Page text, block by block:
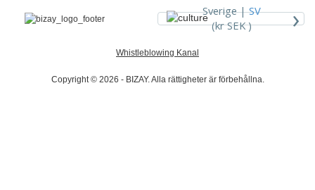
Sverige |SV
(kr SEK )
›
Whistleblowing Kanal
Copyright © 2026 - BIZAY. Alla rättigheter är förbehållna.